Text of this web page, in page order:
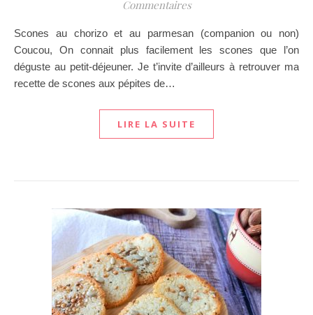
Commentaires
Scones au chorizo et au parmesan (companion ou non)
Coucou, On connait plus facilement les scones que l’on
déguste au petit-déjeuner. Je t’invite d’ailleurs à retrouver ma
recette de scones aux pépites de…
LIRE LA SUITE